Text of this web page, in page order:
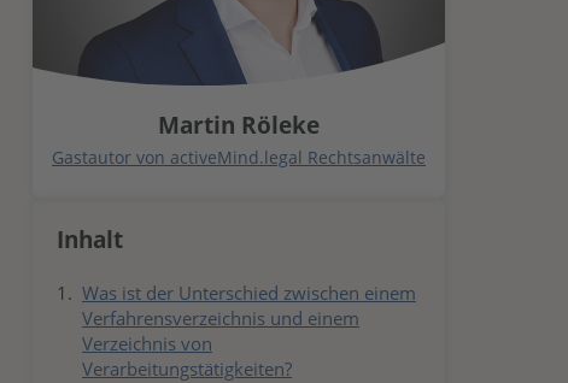
Martin Röleke
Gastautor von activeMind.legal Rechtsanwälte
Inhalt
Was ist der Unterschied zwischen einem
Verfahrensverzeichnis und einem
Verzeichnis von
Verarbeitungstätigkeiten?